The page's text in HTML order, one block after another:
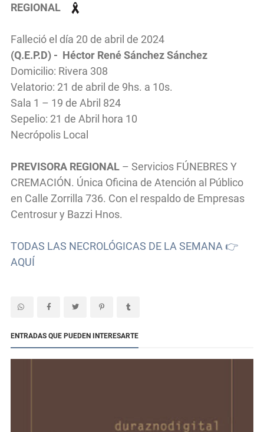
REGIONAL
Falleció el día 20 de abril de 2024
(Q.E.P.D) - Héctor René Sánchez Sánchez
Domicilio: Rivera 308
Velatorio: 21 de abril de 9hs. a 10s.
Sala 1 – 19 de Abril 824
Sepelio: 21 de Abril hora 10
Necrópolis Local
PREVISORA REGIONAL – Servicios FÚNEBRES Y
CREMACIÓN. Única Oficina de Atención al Público
en Calle Zorrilla 736. Con el respaldo de Empresas
Centrosur y Bazzi Hnos.
TODAS LAS NECROLÓGICAS DE LA SEMANA 👉
AQUÍ
ENTRADAS QUE PUEDEN INTERESARTE